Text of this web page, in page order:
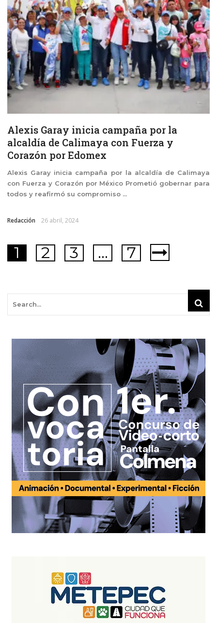
Alexis Garay inicia campaña por la
alcaldía de Calimaya con Fuerza y
Corazón por Edomex
Alexis Garay inicia campaña por la alcaldía de Calimaya
con Fuerza y Corazón por México Prometió gobernar para
todos y reafirmó su compromiso ...
Redacción 26 abril, 2024
1 2 3 … 7